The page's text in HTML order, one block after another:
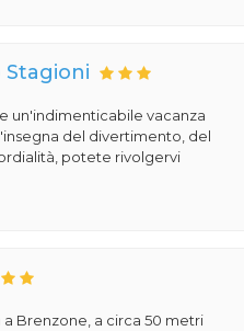
un'indimenticabile vacanza
del divertimento, del
potete rivolgervi
a Brenzone, a circa 50 metri